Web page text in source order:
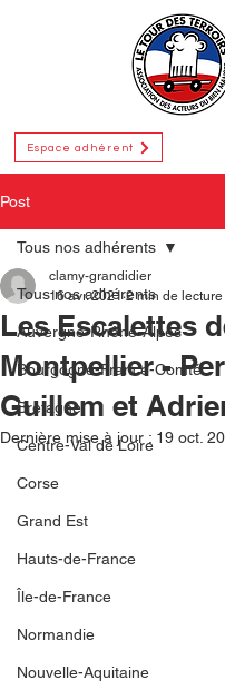
Espace adhérent
Post
Tous nos adhérents
Auvergne-Rhône-Alpes
Bourgogne-France-Comté
Bretagne
Centre-Val de Loire
Corse
Grand Est
Hauts-de-France
Île-de-France
Normandie
Nouvelle-Aquitaine
Tous nos adhérents
Les Escalettes
Montpellier -
Guillem et
clamy-grandidier
16 avr. 2021 2 min de lecture
Dernière mise à jour : 19 oct.